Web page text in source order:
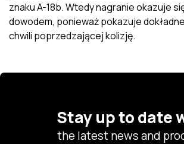
znaku A-18b. Wtedy nagranie okazuje
dowodem, ponieważ pokazuje
chwili poprzedzającej kolizję.
Stay up to date
the latest news and